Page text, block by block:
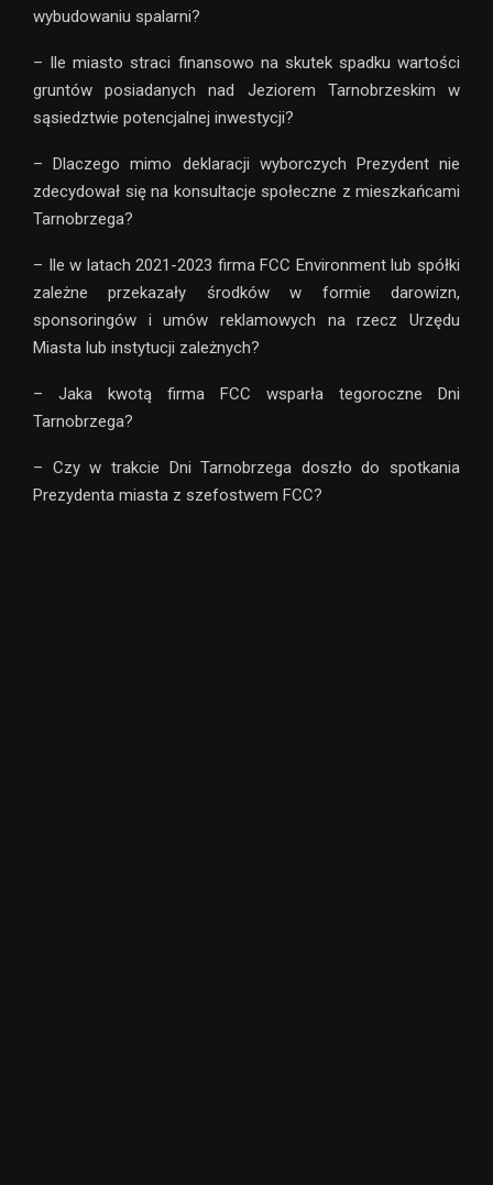
wybudowaniu spalarni?
– Ile miasto straci finansowo na skutek spadku wartości
gruntów posiadanych nad Jeziorem Tarnobrzeskim w
sąsiedztwie potencjalnej inwestycji?
– Dlaczego mimo deklaracji wyborczych Prezydent nie
zdecydował się na konsultacje społeczne z mieszkańcami
Tarnobrzega?
– Ile w latach 2021-2023 firma FCC Environment lub spółki
zależne przekazały środków w formie darowizn,
sponsoringów i umów reklamowych na rzecz Urzędu
Miasta lub instytucji zależnych?
– Jaka kwotą firma FCC wsparła tegoroczne Dni
Tarnobrzega?
– Czy w trakcie Dni Tarnobrzega doszło do spotkania
Prezydenta miasta z szefostwem FCC?